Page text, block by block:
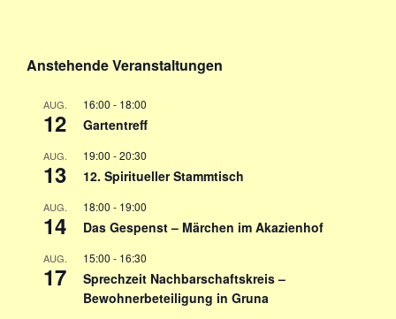
Anstehende Veranstaltungen
AUG.
12
16:00 - 18:00
Gartentreff
AUG.
13
19:00 -20:30
12. Spiritueller Stammtisch
AUG.
14
18:00 - 19:00
Das Gespenst – Märchen im Akazienhof
AUG.
17
15:00 - 16:30
Sprechzeit Nachbarschaftskreis –
Bewohnerbeteiligung in Gruna